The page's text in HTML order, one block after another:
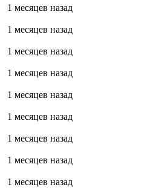
1 месяцев назад
1 месяцев назад
1 месяцев назад
1 месяцев назад
1 месяцев назад
1 месяцев назад
1 месяцев назад
1 месяцев назад
1 месяцев назад